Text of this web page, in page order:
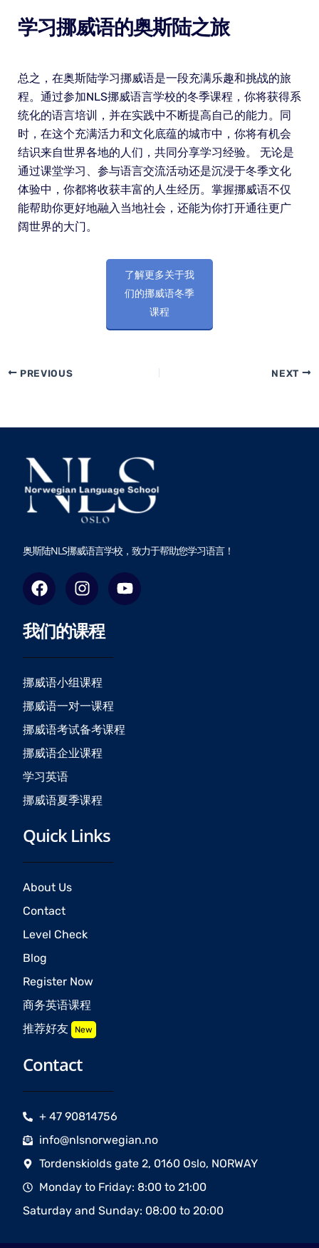
学习挪威语的奥斯陆之旅
总之，在奥斯陆学习挪威语是一段充满乐趣和挑战的旅
程。通过参加NLS挪威语言学校的冬季课程，你将获得系
统化的语言培训，并在实践中不断提高自己的能力。同
时，在这个充满活力和文化底蕴的城市中，你将有机会
结识来自世界各地的人们，共同分享学习经验。 无论是
通过课堂学习、参与语言交流活动还是沉浸于冬季文化
体验中，你都将收获丰富的人生经历。掌握挪威语不仅
能帮助你更好地融入当地社会，还能为你打开通往更广
阔世界的大门。
了解更多关于我
们的挪威语冬季
课程
PREVIOUS NEXT
奥斯陆NLS挪威语言学校，致力于帮助您学习语言！
F
a
e
b
o
o
k
I
n
t
a
g
r
a
m
Y
o
我们的课程
挪威语小组课程
挪威语一对一课程
挪威语考试备考课程
挪威语企业课程
学习英语
挪威语夏季课程
Quick Links
About Us
Contact
Level Check
Blog
Register Now
商务英语课程
推荐好友 New
Contact
+ 47 90814756
info@nlsnorwegian.no
Tordenskiolds gate 2, 0160 Oslo, NORWAY
Monday to Friday: 8:00 to 21:00
Saturday and Sunday: 08:00 to 20:00